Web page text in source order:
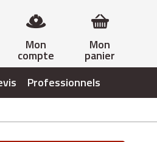
Mon
panier
Mon
compte
Professionnels